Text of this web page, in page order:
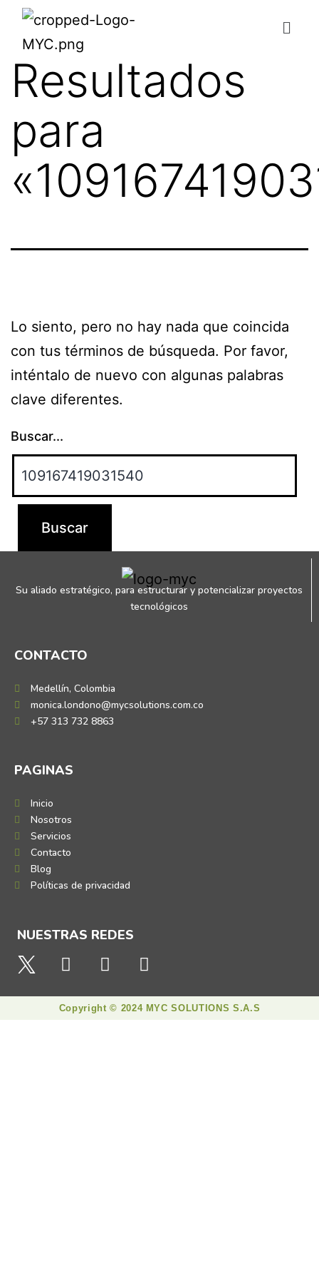
Resultados
para
«
Lo siento, pero no hay nada que coincida
con tus términos de búsqueda. Por favor,
inténtalo de nuevo con algunas palabras
clave diferentes.
Buscar...
Su aliado estratégico, para estructurar y potencializar proyectos
tecnológicos
CONTACTO
Medellín, Colombia
monica.londono@mycsolutions.com.co
+57 313 732 8863
PAGINAS
Inicio
Nosotros
Servicios
Contacto
Blog
Políticas de privacidad
NUESTRAS REDES
Copyright © 2024 MYC SOLUTIONS S.A.S